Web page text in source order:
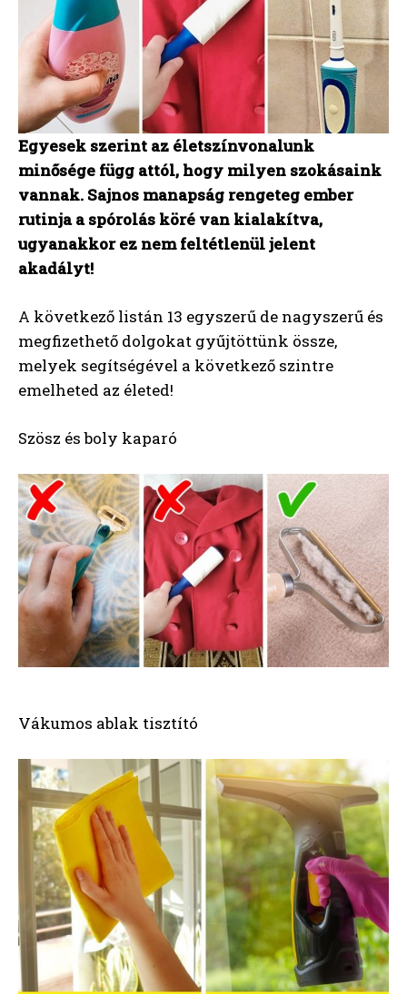
Egyesek szerint az életszínvonalunk
minősége függ attól, hogy milyen szokásaink
vannak. Sajnos manapság rengeteg ember
rutinja a spórolás köré van kialakítva,
ugyanakkor ez nem feltétlenül jelent
akadályt!
A következő listán 13 egyszerű de nagyszerű és
megfizethető dolgokat gyűjtöttünk össze,
melyek segítségével a következő szintre
emelheted az életed!
Szösz és boly kaparó
Vákumos ablak tisztító